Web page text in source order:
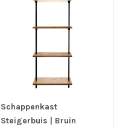
Schappenkast
Steigerbuis | Bruin